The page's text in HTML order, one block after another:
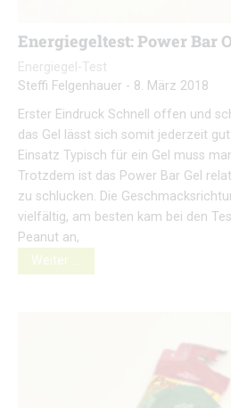
Energiegeltest: Power Bar
Energiegel-Test
Steffi Felgenhauer - 8. März 2018
Erster Eindruck Schnell offen und
das Gel lässt sich somit jederzeit
Einsatz Typisch für ein Gel muss
Trotzdem ist das Power Bar Gel
zu schlucken. Die
vielfältig, am besten kam bei den
Peanut an,
Weiter …